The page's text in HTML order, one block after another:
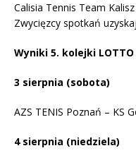
Calisia Tennis Team
Zwycięzcy spotkań
Wyniki 5. kolejki LOTTO
3 sierpnia (sobota)
AZS TENIS Poznań – KS
4 sierpnia (niedziela)